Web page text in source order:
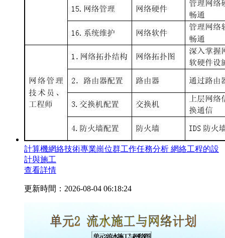
計算機網絡技術專業崗位群工作任務分析 網絡工程的設
計與施工
查看詳情
更新時間：2026-08-04 06:18:24